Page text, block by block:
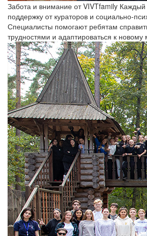
Забота и внимание от VIVTfamily Каждый
поддержку от кураторов и социально-
Специалисты помогают ребятам
трудностями и адаптироваться к новому